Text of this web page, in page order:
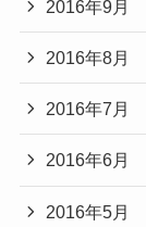
2016年9月
2016年8月
2016年7月
2016年6月
2016年5月